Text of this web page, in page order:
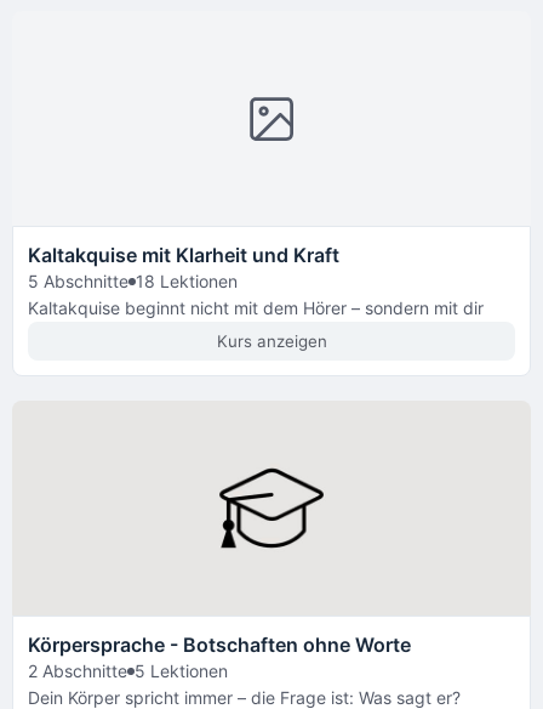
Kaltakquise mit Klarheit und Kraft
5 Abschnitte 18 Lektionen
Kaltakquise beginnt nicht mit dem Hörer – sondern mit dir
Kurs anzeigen
Körpersprache - Botschaften ohne Worte
2 Abschnitte 5 Lektionen
Dein Körper spricht immer – die Frage ist: Was sagt er?